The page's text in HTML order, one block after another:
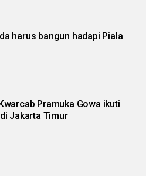
harus bangun hadapi Piala
Pramuka Gowa ikuti
Jakarta Timur